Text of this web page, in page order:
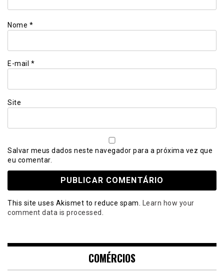
Nome *
E-mail *
Site
Salvar meus dados neste navegador para a próxima vez que
eu comentar.
This site uses Akismet to reduce spam. Learn how your
comment data is processed.
COMÉRCIOS